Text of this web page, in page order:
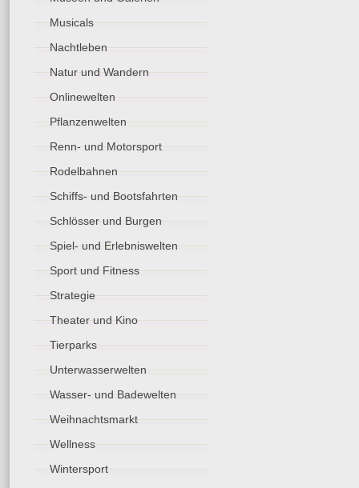
Musicals
Nachtleben
Natur und Wandern
Onlinewelten
Pflanzenwelten
Renn- und Motorsport
Rodelbahnen
Schiffs- und Bootsfahrten
Schlösser und Burgen
Spiel- und Erlebniswelten
Sport und Fitness
Strategie
Theater und Kino
Tierparks
Unterwasserwelten
Wasser- und Badewelten
Weihnachtsmarkt
Wellness
Wintersport